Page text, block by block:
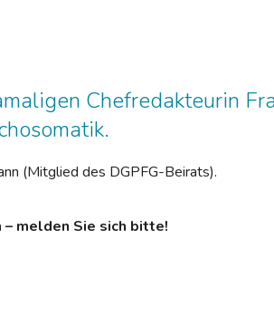
Chefredakteurin
(Mitglied des DGPFG-Beirats).
melden Sie sich bitte!